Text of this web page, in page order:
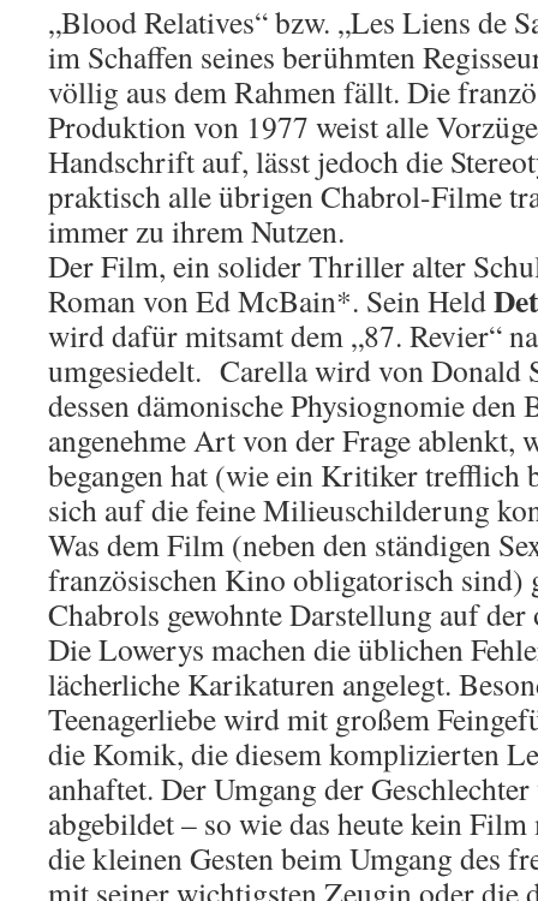
„Blood Relatives“ bzw. „Les Liens de
im Schaffen seines berühmten
völlig aus dem Rahmen fällt. Die
Produktion von 1977 weist alle
Handschrift auf, lässt jedoch die
praktisch alle übrigen Chabrol-Filme
immer zu ihrem Nutzen.
Der Film, ein solider Thriller alter
Roman von Ed McBain*. Sein Held
wird dafür mitsamt dem „87. Revier“
umgesiedelt. Carella wird von Donald
dessen dämonische Physiognomie den
angenehme Art von der Frage ablenkt,
begangen hat (wie ein Kritiker trefflich
sich auf die feine Milieuschilderung
Was dem Film (neben den ständigen
französischen Kino obligatorisch sind)
Chabrols gewohnte Darstellung auf
Die Lowerys machen die üblichen
lächerliche Karikaturen angelegt.
Teenagerliebe wird mit großem
die Komik, die diesem komplizierten
anhaftet. Der Umgang der
abgebildet – so wie das heute kein
die kleinen Gesten beim Umgang des
mit seiner wichtigsten Zeugin oder die